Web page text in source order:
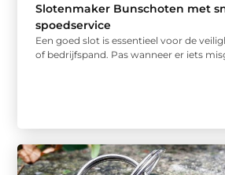
Slotenmaker Bunschoten met
spoedservice
Een goed slot is essentieel voor de
of bedrijfspand. Pas wanneer er iets